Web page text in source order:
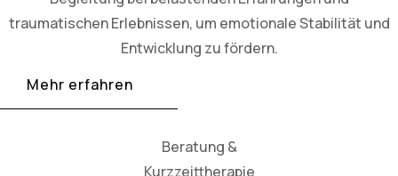
traumatischen Erlebnissen, um emotionale Stabilität und
Entwicklung zu fördern.
Mehr erfahren
Beratung &
Kurzzeittherapie